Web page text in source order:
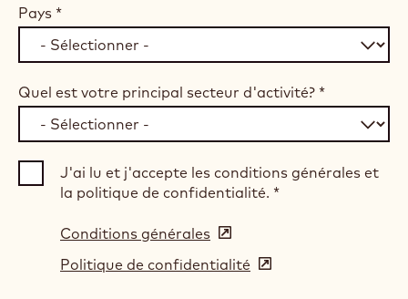
Pays *
Quel est votre principal secteur d'activité? *
J'ai lu et j'accepte les conditions générales et
la politique de confidentialité. *
Conditions générales (opens
in
a
Politique de confidentialité (opens